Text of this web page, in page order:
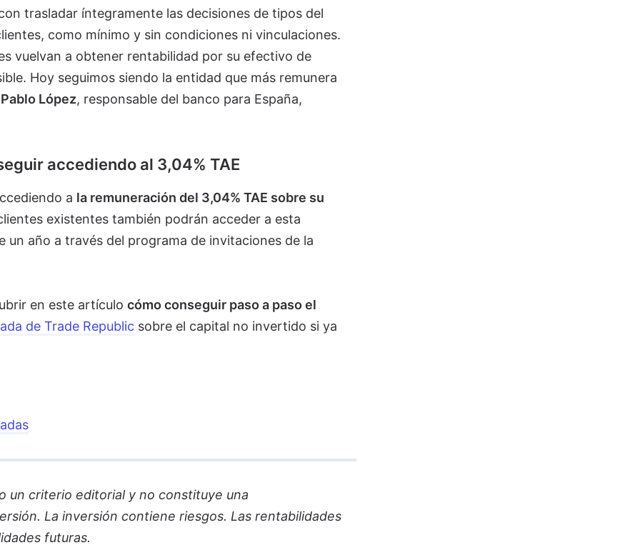
trasladar íntegramente las decisiones de tipos del
como mínimo y sin condiciones ni vinculaciones.
vuelvan a obtener rentabilidad por su efectivo de
Hoy seguimos siendo la entidad que más remunera
Pablo López, responsable del banco para España,
accediendo al 3,04% TAE
a la remuneración del 3,04% TAE sobre su
existentes también podrán acceder a esta
un año a través del programa de invitaciones de la
en este artículo cómo conseguir paso a paso el
de Trade Republic sobre el capital no invertido si ya
un criterio editorial y no constituye una
La inversión contiene riesgos. Las rentabilidades
futuras.